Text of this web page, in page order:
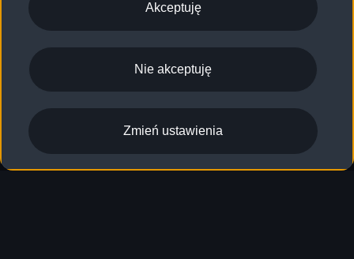
Akceptuję
Nie akceptuję
Zmień ustawienia